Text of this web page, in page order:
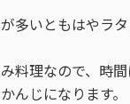
多いともはやラ
料理なので、時
んじになります。